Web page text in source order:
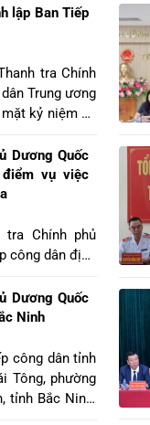
dân trú tại
Hoàng Mai,
lập Ban Tiếp
tra Chính
Trung ương
kỷ niệm 10
TCDTW, địa
Đông, thành
mặt có Phó
Quốc Huy,
Thanh tra
Lê Tiến Hào,
quan Trung
tại Trụ sở
phối hợp.
Dương Quốc
vụ việc
tra Chính phủ
công dân định
tổ dân phố
huyện Thanh
Dương Quốc
Ninh
công dân tỉnh
Tông, phường
tỉnh Bắc Ninh,